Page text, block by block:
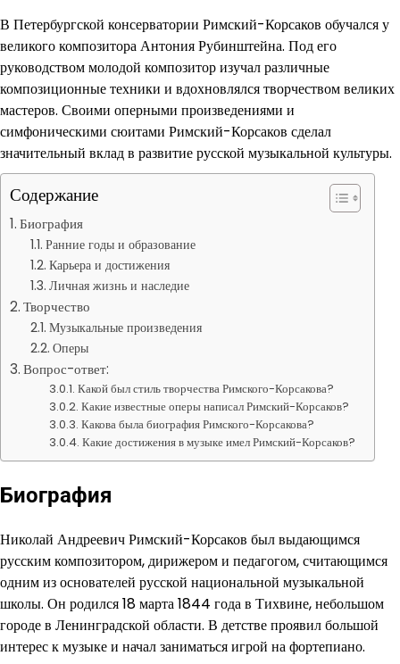
В Петербургской консерватории Римский-Корсаков обучался у
великого композитора Антония Рубинштейна. Под его
руководством молодой композитор изучал различные
композиционные техники и вдохновлялся творчеством великих
мастеров. Своими оперными произведениями и
симфоническими сюитами Римский-Корсаков сделал
значительный вклад в развитие русской музыкальной культуры.
Содержание
Биография
Ранние годы и образование
Карьера и достижения
Личная жизнь и наследие
Творчество
Музыкальные произведения
Оперы
Вопрос-ответ:
Какой был стиль творчества Римского-Корсакова?
Какие известные оперы написал Римский-Корсаков?
Какова была биография Римского-Корсакова?
Какие достижения в музыке имел Римский-Корсаков?
Биография
Николай Андреевич Римский-Корсаков был выдающимся
русским композитором, дирижером и педагогом, считающимся
одним из основателей русской национальной музыкальной
школы. Он родился 18 марта 1844 года в Тихвине, небольшом
городе в Ленинградской области. В детстве проявил большой
интерес к музыке и начал заниматься игрой на фортепиано.